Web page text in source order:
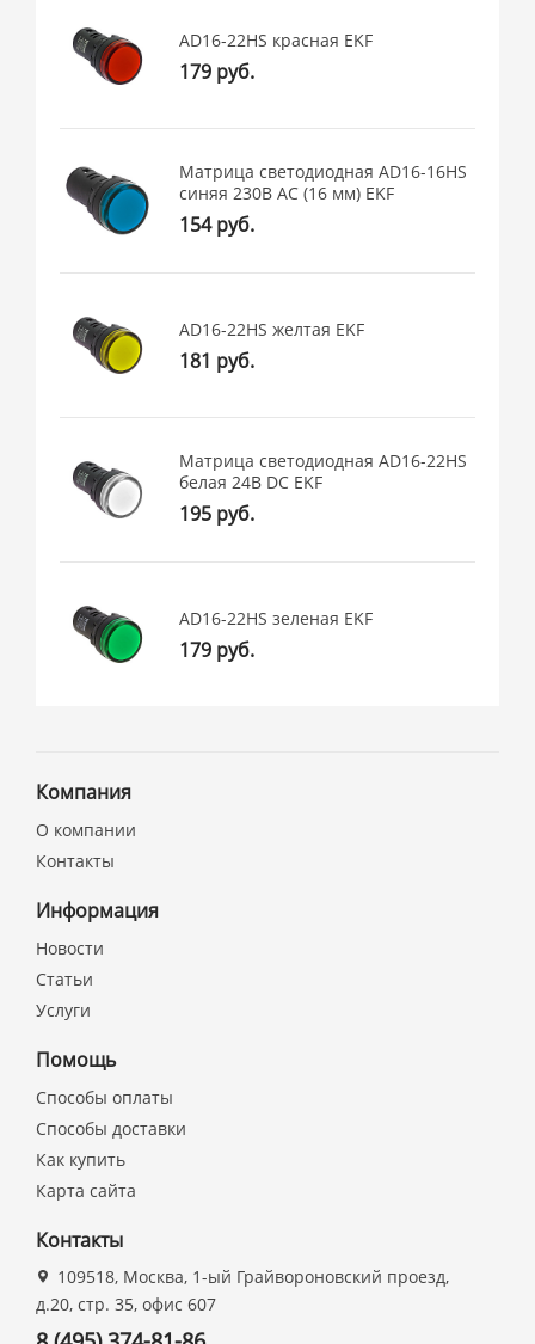
AD16-22HS красная EKF
179 руб.
Матрица светодиодная AD16-16HS
синяя 230В AC (16 мм) EKF
154 руб.
AD16-22HS желтая EKF
181 руб.
Матрица светодиодная AD16-22HS
белая 24В DC EKF
195 руб.
AD16-22HS зеленая EKF
179 руб.
Компания
О компании
Контакты
Информация
Новости
Статьи
Услуги
Помощь
Способы оплаты
Способы доставки
Как купить
Карта сайта
Контакты
109518, Москва, 1-ый Грайвороновский проезд,
д.20, стр. 35, офис 607